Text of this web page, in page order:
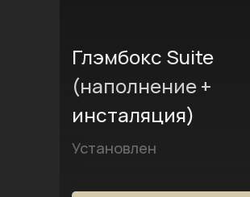
Глэмбокс Suite
(наполнение +
инсталяция)
Установлен